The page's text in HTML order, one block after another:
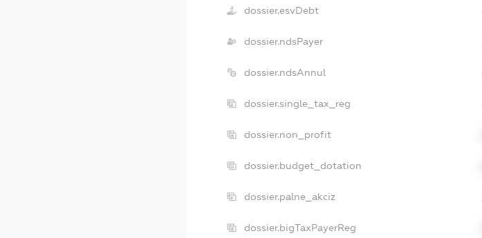
dossier.esvDebt
dossier.ndsPayer
dossier.ndsAnnul
dossier.single_tax_reg
dossier.non_profit
dossier.budget_dotation
dossier.palne_akciz
dossier.bigTaxPayerReg